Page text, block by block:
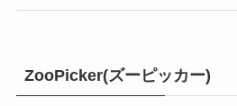
ZooPicker(ズーピッカー)